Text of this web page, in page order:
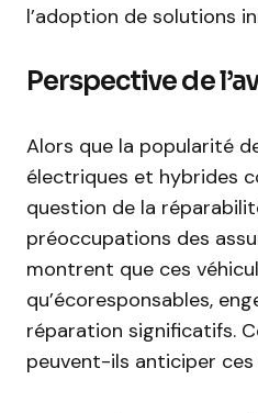
l’adoption de solutions
Perspective de
Alors que la popularité
électriques et hybrides
question de la
préoccupations des
montrent que ces
qu’écoresponsables,
réparation significatifs.
peuvent-ils anticiper ces